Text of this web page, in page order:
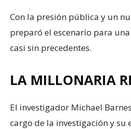
Con la presión pública y un
preparó el escenario para
casi sin precedentes.
LA MILLONARIA
El investigador Michael
cargo de la investigación y su